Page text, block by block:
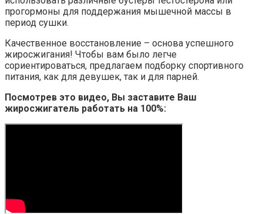
прогормоны для поддержания мышечной массы в
период сушки.
Качественное восстановление – основа успешного
жиросжигания! Чтобы вам было легче
сориентироваться, предлагаем подборку спортивного
питания, как для девушек, так и для парней.
Посмотрев это видео, Вы заставите Ваш
жиросжигатель работать на 100%: